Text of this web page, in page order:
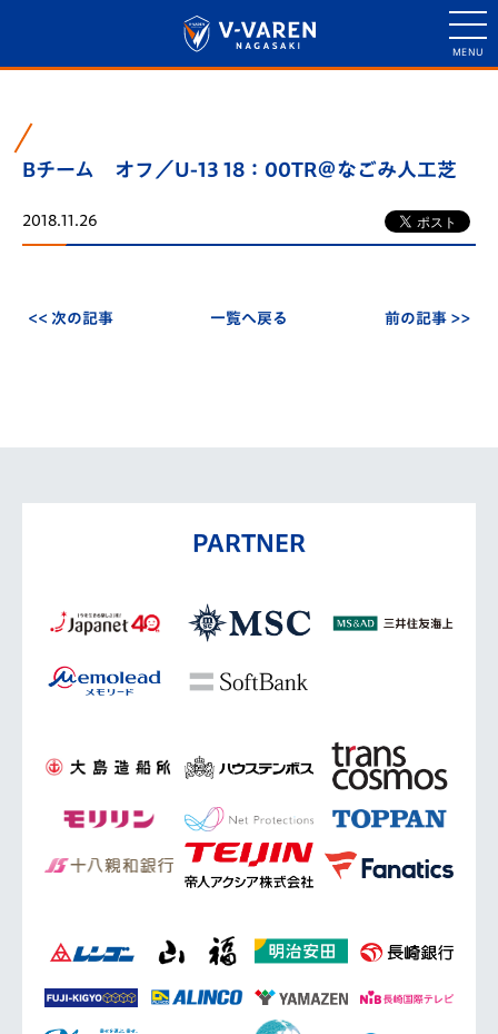
Bチーム オフ／U-13 18：00TR＠なごみ人工芝
2018.11.26
<< 次の記事 一覧へ戻る 前の記事 >>
PARTNER